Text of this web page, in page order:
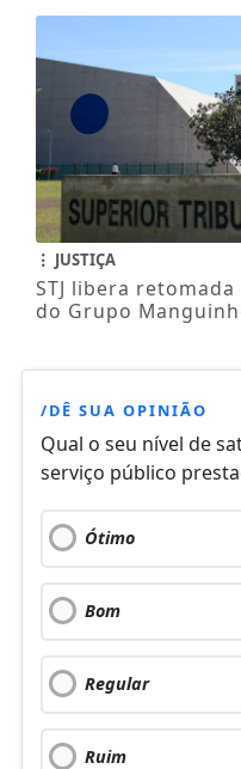
JUSTIÇA
STJ libera
do Grupo
/DÊ SUA OPINIÃO
Qual o seu nível de
serviço público
Ótimo
Bom
Regular
Ruim